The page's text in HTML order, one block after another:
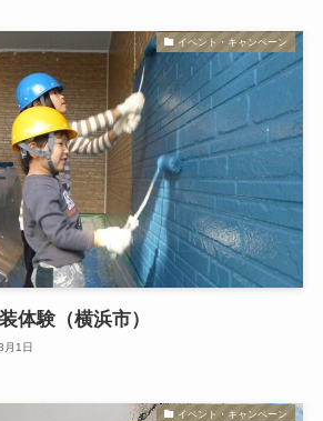
イベント・キャンペーン
体験（横浜市）
月1日
イベント・キャンペーン